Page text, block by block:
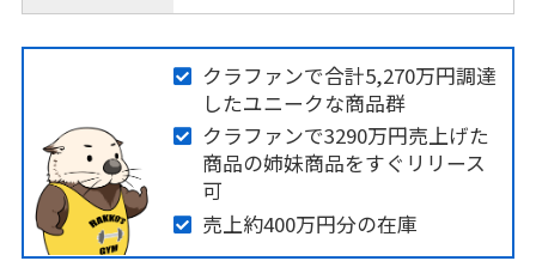
クラファンで合計5,270万円調達
したユニークな商品群
クラファンで3290万円売上げた
商品の姉妹商品をすぐリリース
可
売上約400万円分の在庫